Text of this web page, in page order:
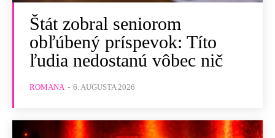
Štát zobral seniorom
obľúbený príspevok: Títo
ľudia nedostanú vôbec nič
ROMANA - 6. AUGUSTA 2026